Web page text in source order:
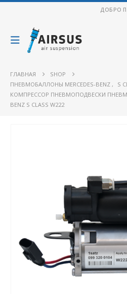
ДОБРО
ГЛАВНАЯ
SHOP
ПНЕВМОБАЛЛОНЫ MERCEDES-BENZ ,
S
КОМПРЕССОР ПНЕВМОПОДВЕСКИ
BENZ S CLASS W222